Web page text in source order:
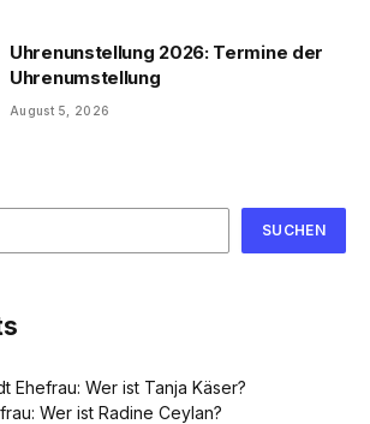
Uhrenunstellung 2026: Termine der
Uhrenumstellung
August 5, 2026
SUCHEN
Ehefrau: Wer ist Tanja Käser?
Wer ist Radine Ceylan?